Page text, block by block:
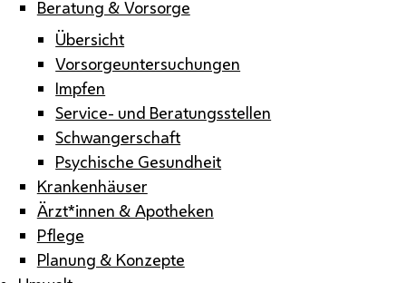
Beratung & Vorsorge
Übersicht
Vorsorgeuntersuchungen
Impfen
Service- und Beratungsstellen
Schwangerschaft
Psychische Gesundheit
Krankenhäuser
Ärzt*innen & Apotheken
Pflege
Planung & Konzepte